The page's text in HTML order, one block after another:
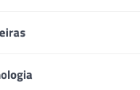
em tecnologia